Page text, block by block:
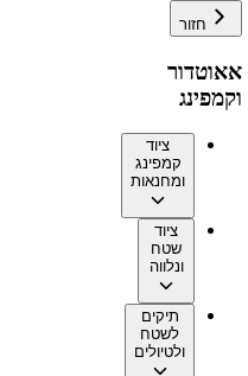
חזור
אאוטדור
וקמפינג
ציוד
קמפינג
ומחנאות
ציוד
שטח
ונלווה
תיקים
לשטח
ולטיולים